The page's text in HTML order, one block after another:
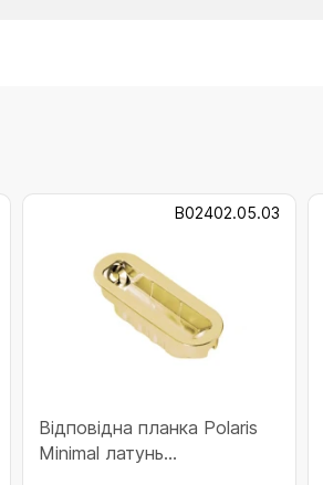
B02402.05.03
Відповідна планка Polaris
Minimal латунь